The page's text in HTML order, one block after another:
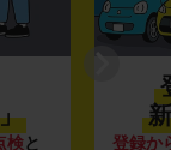
検と
登録か